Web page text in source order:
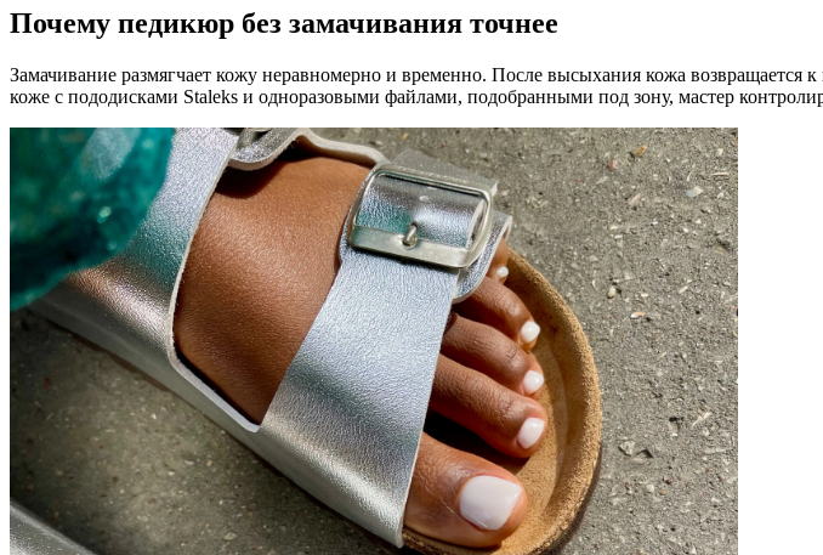
Почему педикюр без замачивания точнее
Замачивание размягчает кожу неравномерно и временно. После высыхания кожа
коже с пододисками Staleks и одноразовыми файлами, подобранными под зону, мастер